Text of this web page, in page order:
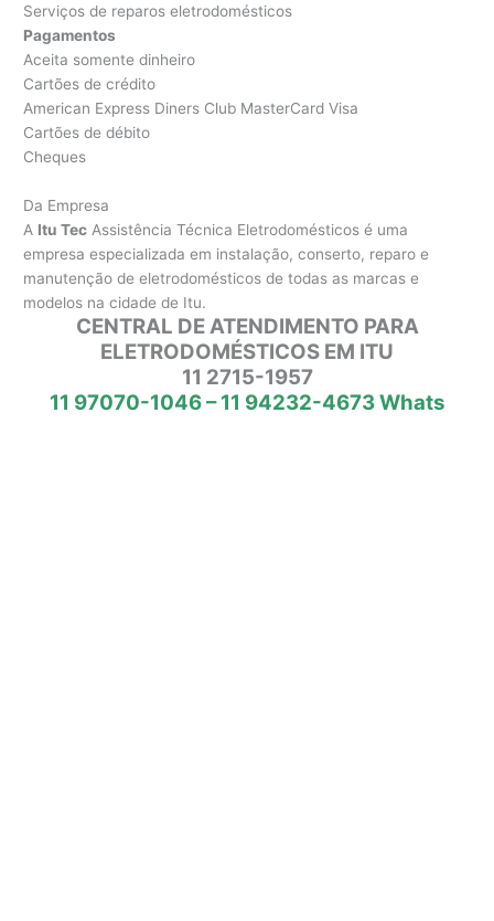
Serviços de reparos eletrodomésticos
Pagamentos
Aceita somente dinheiro
Cartões de crédito
American Express Diners Club MasterCard Visa
Cartões de débito
Cheques
Da Empresa
A Itu Tec Assistência Técnica Eletrodomésticos é uma
empresa especializada em instalação, conserto, reparo e
manutenção de eletrodomésticos de todas as marcas e
modelos na cidade de Itu.
CENTRAL DE ATENDIMENTO PARA
ELETRODOMÉSTICOS EM ITU
11 2715-1957
11 97070-1046 – 11 94232-4673 Whats